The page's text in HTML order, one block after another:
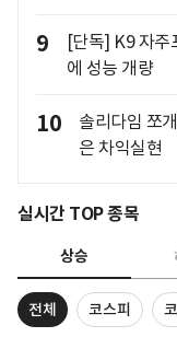
9
[단독] K9 자주
에 성능 개량
10
솔리다임 쪼
은 차익실현
실시간 TOP 종목
상승
전체 코스피